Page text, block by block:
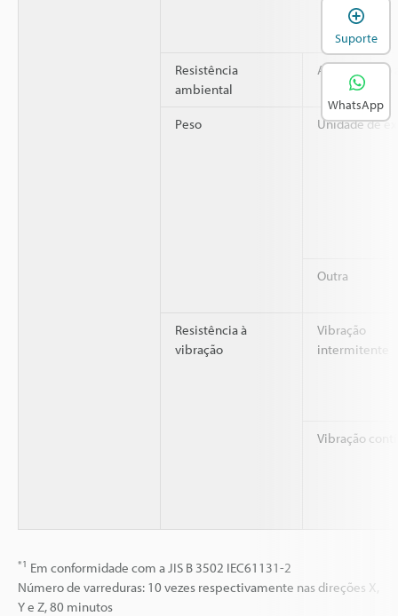
Resistência
ambiental
Atmosfera
Peso Unidade de
Outra
Resistência à
vibração
Vibração
intermitente
Vibração
*1 Em conformidade com a JIS B 3502 IEC61131-2
Número de varreduras: 10 vezes respectivamente nas direções X,
Y e Z, 80 minutos
Suporte
WhatsApp